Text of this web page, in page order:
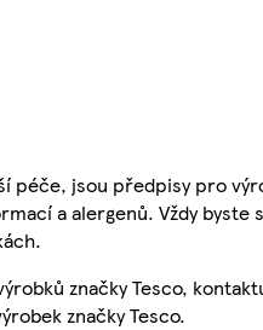
péče, jsou předpisy pro
a alergenů. Vždy
značky Tesco,
značky Tesco.